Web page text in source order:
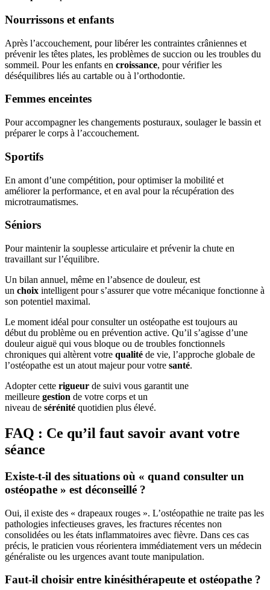
Nourrissons et enfants
Après l’accouchement, pour libérer les contraintes crâniennes et
prévenir les têtes plates, les problèmes de succion ou les troubles du
sommeil. Pour les enfants en croissance, pour vérifier les
déséquilibres liés au cartable ou à l’orthodontie.
Femmes enceintes
Pour accompagner les changements posturaux, soulager le bassin et
préparer le corps à l’accouchement.
Sportifs
En amont d’une compétition, pour optimiser la mobilité et
améliorer la performance, et en aval pour la récupération des
microtraumatismes.
Séniors
Pour maintenir la souplesse articulaire et prévenir la chute en
travaillant sur l’équilibre.
Un bilan annuel, même en l’absence de douleur, est
un choix intelligent pour s’assurer que votre mécanique fonctionne à
son potentiel maximal.
Le moment idéal pour consulter un ostéopathe est toujours au
début du problème ou en prévention active. Qu’il s’agisse d’une
douleur aiguë qui vous bloque ou de troubles fonctionnels
chroniques qui altèrent votre qualité de vie, l’approche globale de
l’ostéopathe est un atout majeur pour votre santé.
Adopter cette rigueur de suivi vous garantit une
meilleure gestion de votre corps et un
niveau de sérénité quotidien plus élevé.
FAQ : Ce qu’il faut savoir avant votre
séance
Existe-t-il des situations où « quand consulter un
ostéopathe » est déconseillé ?
Oui, il existe des « drapeaux rouges ». L’ostéopathie ne traite pas les
pathologies infectieuses graves, les fractures récentes non
consolidées ou les états inflammatoires avec fièvre. Dans ces cas
précis, le praticien vous réorientera immédiatement vers un médecin
généraliste ou les urgences avant toute manipulation.
Faut-il choisir entre kinésithérapeute et ostéopathe ?